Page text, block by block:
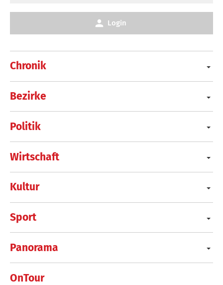
Chronik
Bezirke
Politik
Wirtschaft
Kultur
Sport
Panorama
OnTour
Login